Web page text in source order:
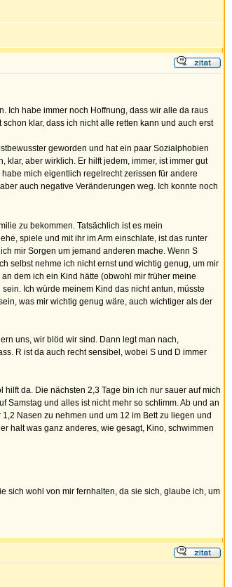
Ich habe immer noch Hoffnung, dass wir alle da raus
klar, dass ich nicht alle retten kann und auch erst
geworden und hat ein paar Sozialphobien
aber wirklich. Er hilft jedem, immer, ist immer gut
mich eigentlich regelrecht zerissen für andere
auch negative Veränderungen weg. Ich konnte noch
zu bekommen. Tatsächlich ist es mein
spiele und mit ihr im Arm einschlafe, ist das runter
mir Sorgen um jemand anderen mache. Wenn S
selbst nehme ich nicht ernst und wichtig genug, um mir
dem ich ein Kind hätte (obwohl mir früher meine
Ich würde meinem Kind das nicht antun, müsste
was mir wichtig genug wäre, auch wichtiger als der
uns, wir blöd wir sind. Dann legt man nach,
R ist da auch recht sensibel, wobei S und D immer
da. Die nächsten 2,3 Tage bin ich nur sauer auf mich
Samstag und alles ist nicht mehr so schlimm. Ab und an
Nasen zu nehmen und um 12 im Bett zu liegen und
halt was ganz anderes, wie gesagt, Kino, schwimmen
sich wohl von mir fernhalten, da sie sich, glaube ich, um